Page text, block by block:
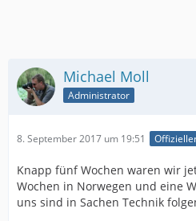
Michael Moll
Administrator
8. September 2017 um 19:51
Knapp fünf Wochen waren wir
Wochen in Norwegen und eine
uns sind in Sachen Technik